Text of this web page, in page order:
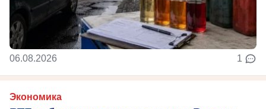
06.08.2026 1
Экономика